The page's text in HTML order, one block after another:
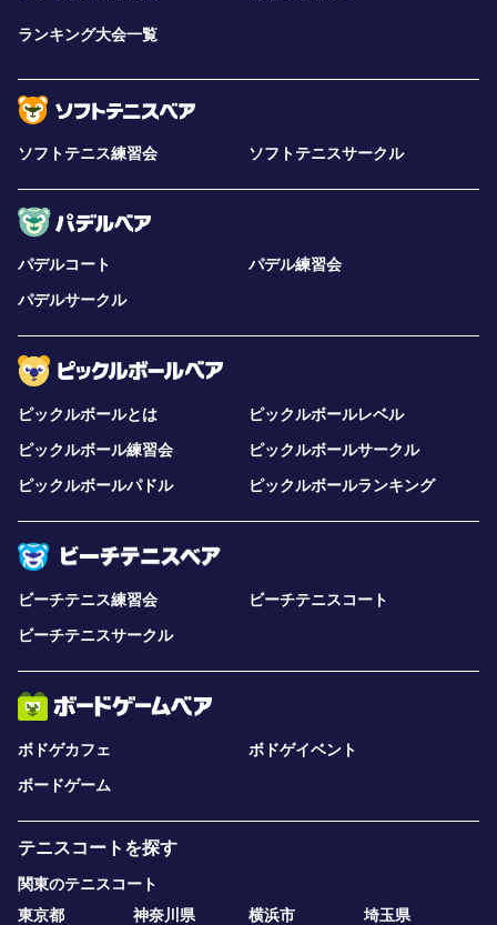
ランキング大会一覧
ソフトテニス練習会 ソフトテニスサークル
パデルコート
パデル練習会
パデルサークル
ピックルボールとは
ピックルボールレベル
ピックルボール練習会
ピックルボールサークル
ピックルボールパドル
ピックルボールランキング
ビーチテニス練習会
ビーチテニスコート
ビーチテニスサークル
ボドゲカフェ
ボドゲイベント
ボードゲーム
テニスコートを探す
関東のテニスコート
東京都
神奈川県 横浜市
埼玉県